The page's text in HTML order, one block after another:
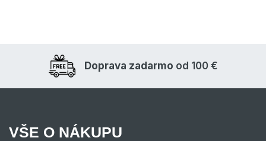
Doprava zadarmo od 100 €
VŠE O NÁKUPU